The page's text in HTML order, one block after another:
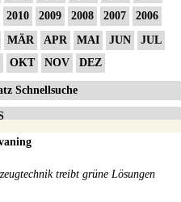
2010 2009 2008 2007
2006
MÄR APR MAI JUN
JUL
OKT NOV DEZ
Schnellsuche
treibt grüne Lösungen